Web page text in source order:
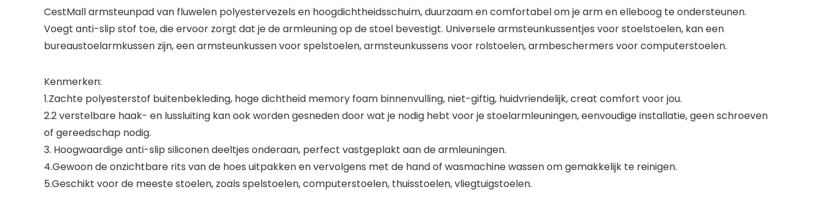
CestMall armsteunpad van fluwelen polyestervezels en hoogdichtheidsschuim, duurzaam en comfortabel om je arm en elleboog te ondersteunen.
Voegt anti-slip stof toe, die ervoor zorgt dat je de armleuning op de stoel bevestigt. Universele armsteunkussentjes voor stoelstoelen, kan een
bureaustoelarmkussen zijn, een armsteunkussen voor spelstoelen, armsteunkussens voor rolstoelen, armbeschermers voor computerstoelen.
Kenmerken:
1.Zachte polyesterstof buitenbekleding, hoge dichtheid memory foam binnenvulling, niet-giftig, huidvriendelijk, creat comfort voor jou.
2.2 verstelbare haak- en lussluiting kan ook worden gesneden door wat je nodig hebt voor je stoelarmleuningen, eenvoudige installatie, geen schroeven
of gereedschap nodig.
3. Hoogwaardige anti-slip siliconen deeltjes onderaan, perfect vastgeplakt aan de armleuningen.
4.Gewoon de onzichtbare rits van de hoes uitpakken en vervolgens met de hand of wasmachine wassen om gemakkelijk te reinigen.
5.Geschikt voor de meeste stoelen, zoals spelstoelen, computerstoelen, thuisstoelen, vliegtuigstoelen.